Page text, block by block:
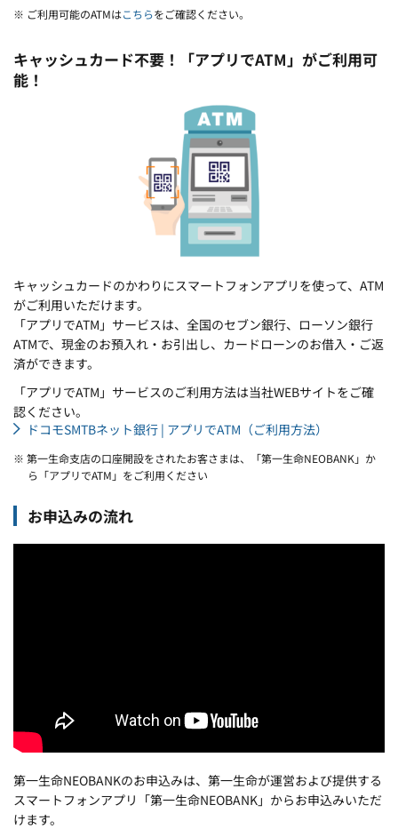
※ ご利用可能のATMはこちらをご確認ください。
キャッシュカード不要！「アプリでATM」がご利用可
能！
キャッシュカードのかわりにスマートフォンアプリを使って、ATM
がご利用いただけます。
「アプリでATM」サービスは、全国のセブン銀行、ローソン銀行
ATMで、現金のお預入れ・お引出し、カードローンのお借入・ご返
済ができます。
「アプリでATM」サービスのご利用方法は当社WEBサイトをご確
認ください。
ドコモSMTBネット銀行 | アプリでATM（ご利用方法）
※ 第一生命支店の口座開設をされたお客さまは、「第一生命NEOBANK」か
ら「アプリでATM」をご利用ください
お申込みの流れ
第一生命NEOBANKのお申込みは、第一生命が運営および提供する
スマートフォンアプリ「第一生命NEOBANK」からお申込みいただ
けます。